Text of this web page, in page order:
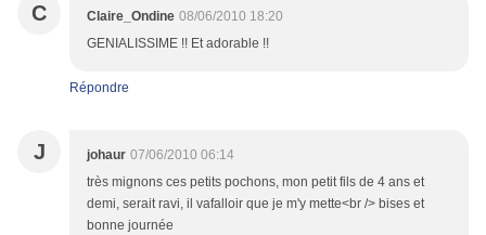
C Claire_Ondine 08/06/2010 18:20
GENIALISSIME !! Et adorable !!
Répondre
J johaur 07/06/2010 06:14
très mignons ces petits pochons, mon petit fils de 4 ans et
demi, serait ravi, il vafalloir que je m'y mette<br /> bises et
bonne journée